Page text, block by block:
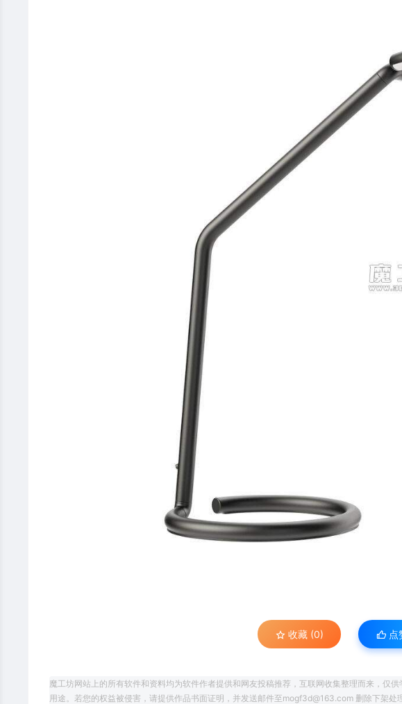
收藏 (0) 点
魔工坊网站上的所有软件和资料均为软件作者提供和网友投稿推荐，互联网收集整理而来，仅
用途。若您的权益被侵害，请提供作品书面证明，并发送邮件至mogf3d@163.com 删除下架处理